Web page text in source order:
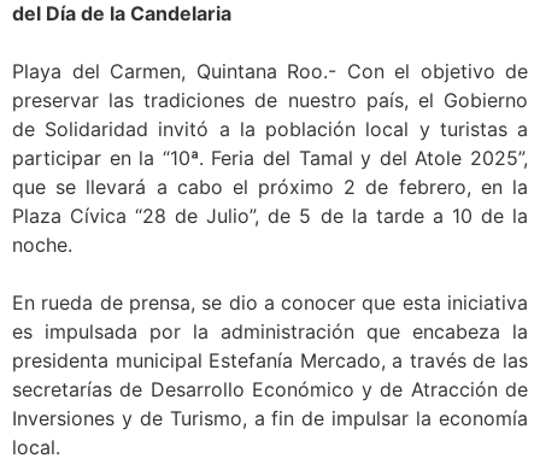
del Día de la Candelaria
Playa del Carmen, Quintana Roo.- Con el objetivo de
preservar las tradiciones de nuestro país, el Gobierno
de Solidaridad invitó a la población local y turistas a
participar en la “10ª. Feria del Tamal y del Atole 2025”,
que se llevará a cabo el próximo 2 de febrero, en la
Plaza Cívica “28 de Julio”, de 5 de la tarde a 10 de la
noche.
En rueda de prensa, se dio a conocer que esta iniciativa
es impulsada por la administración que encabeza la
presidenta municipal Estefanía Mercado, a través de las
secretarías de Desarrollo Económico y de Atracción de
Inversiones y de Turismo, a fin de impulsar la economía
local.